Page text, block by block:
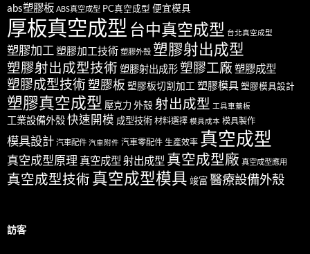
abs塑膠板 ABS真空成型 PC真空成型 便宜模具
厚板真空成型 台中真空成型 台北真空成型
塑膠加工 塑膠加工技術 塑膠外殼 塑膠射出成型
塑膠射出成型技術 塑膠射出成形塑膠工廠 塑膠成型
塑膠成型技術塑膠板 塑膠板切割加工 塑膠模具塑膠模具設計
塑膠真空成型 壓克力 外殼 射出成型 工具車蓋板
工業設備外殼快速開模 成型技術 材料選擇 模具成本 模具製作
模具設計 汽車配件 汽車附件 汽車零配件 生產效率 真空成型
真空成型原理 真空成型 射出成型 真空成型廠 真空成型應用
真空成型技術 真空成型模具 竣富醫療設備外殼
訪客